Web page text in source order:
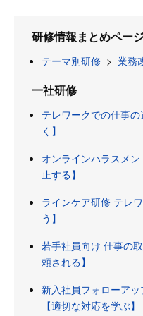
研修情報まとめペー
テーマ別研修 > 業務
一社研修
テレワークでの仕事
く】
オンラインハラスメ
止する】
ラインケア研修 テレ
う】
若手社員向け 仕事の
頼される】
新入社員フォローア
【適切な対応を学ぶ】